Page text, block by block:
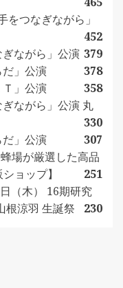
つなぎながら」
452
ながら」公演 379
」公演
378
」公演
358
ながら」公演 丸
330
」公演
307
場が厳選した高品
ョップ】
251
（木） 16期研究
根涼羽 生誕祭
230